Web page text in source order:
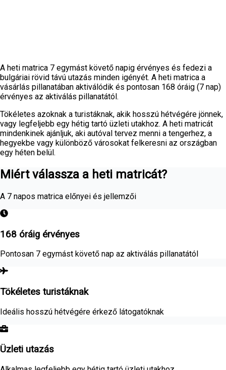
A heti matrica 7 egymást követő napig érvényes és fedezi a
bulgáriai rövid távú utazás minden igényét. A heti matrica a
vásárlás pillanatában aktiválódik és pontosan 168 óráig (7 nap)
érvényes az aktiválás pillanatától.
Tökéletes azoknak a turistáknak, akik hosszú hétvégére jönnek,
vagy legfeljebb egy hétig tartó üzleti utakhoz. A heti matricát
mindenkinek ajánljuk, aki autóval tervez menni a tengerhez, a
hegyekbe vagy különböző városokat felkeresni az országban
egy héten belül.
Miért válassza a heti matricát?
A 7 napos matrica előnyei és jellemzői
168 óráig érvényes
Pontosan 7 egymást követő nap az aktiválás pillanatától
Tökéletes turistáknak
Ideális hosszú hétvégére érkező látogatóknak
Üzleti utazás